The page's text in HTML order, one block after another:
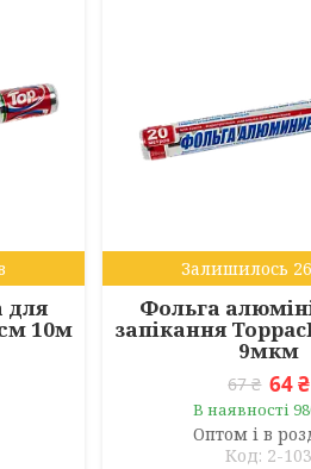
для
10м
Залишилось
Фольга
запікання
9мкм
67 ₴ 64 ₴
В наявності
Оптом і в
2-103